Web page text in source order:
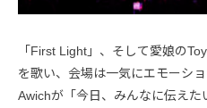
「First Light」、そして愛娘の
を歌い、会場は一気にエモーシ
Awichが「今日、みんなに伝え